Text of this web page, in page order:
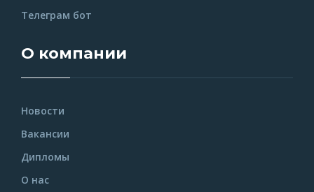
Телеграм бот
О компании
Новости
Вакансии
Дипломы
О нас